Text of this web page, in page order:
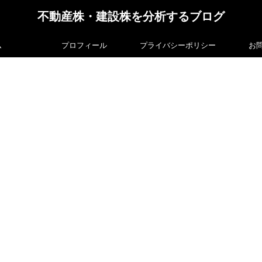
不動産株・建設株を分析するブログ
プロフィール プライバシーポリシー お